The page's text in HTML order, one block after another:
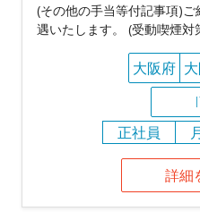
(その他の手当等付記事項)
遇いたします。 (受動喫煙
大阪府
正社員
詳細